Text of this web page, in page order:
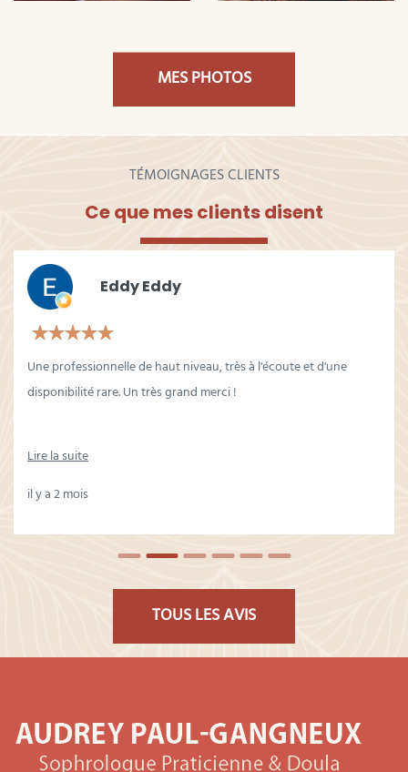
MES PHOTOS
TÉMOIGNAGES CLIENTS
Ce que mes clients disent
Eddy Eddy
Une professionnelle de haut niveau, très à l'écoute et d'une
disponibilité rare. Un très grand merci !
Lire la suite
il y a 2 mois
TOUS LES AVIS